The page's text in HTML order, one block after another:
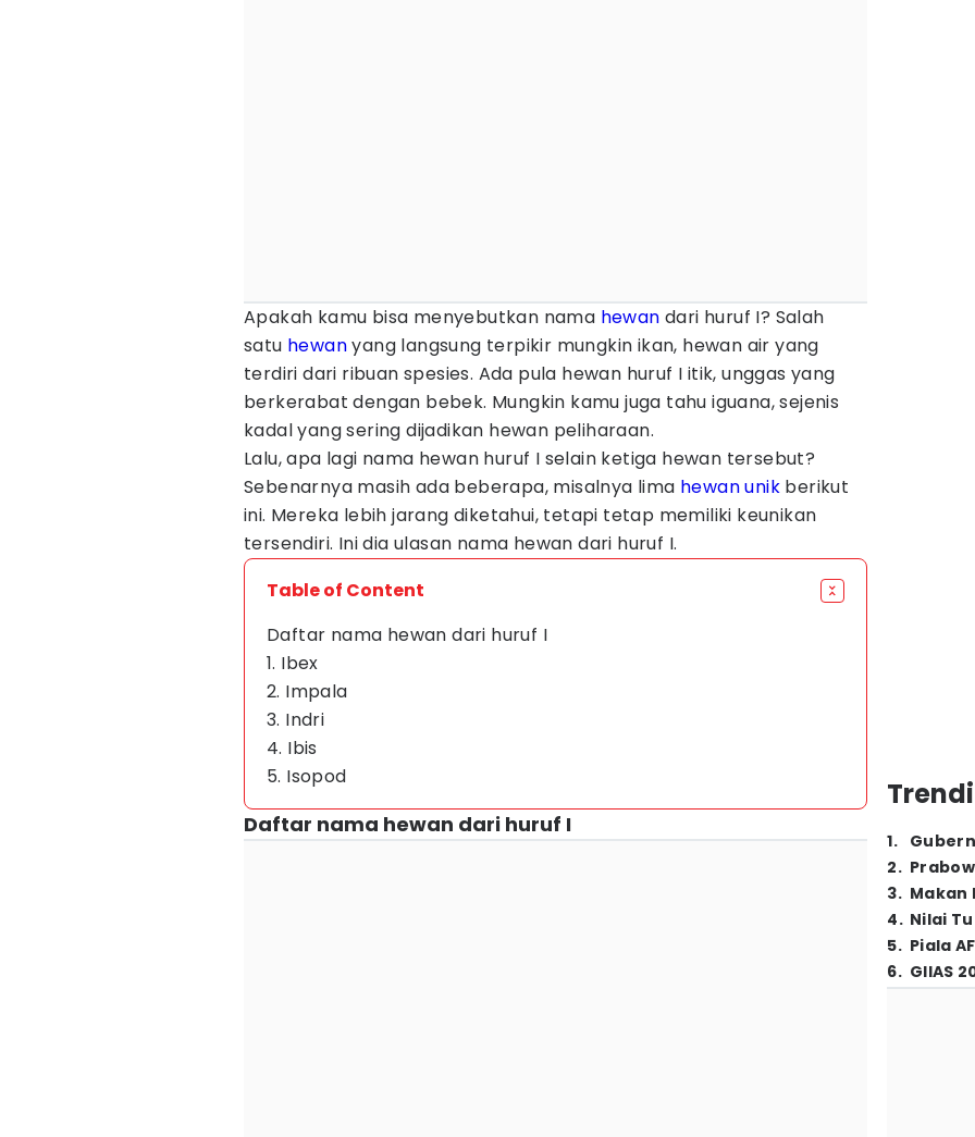
Apakah kamu bisa menyebutkan nama hewan dari huruf I? Salah
satu hewanyang langsung terpikir mungkin ikan, hewan air yang
terdiri dari ribuan spesies. Ada pula hewan huruf I itik, unggas yang
berkerabat dengan bebek. Mungkin kamu juga tahu iguana, sejenis
kadal yang sering dijadikan hewan peliharaan.
Lalu, apa lagi nama hewan huruf I selain ketiga hewan tersebut?
Sebenarnya masih ada beberapa, misalnya lima hewan unik berikut
ini. Mereka lebih jarang diketahui, tetapi tetap memiliki keunikan
tersendiri. Ini dia ulasan nama hewan dari huruf I.
Table of Content
Daftar nama hewan dari huruf I
1. Ibex
2. Impala
3. Indri
4. Ibis
5. Isopod
Daftar nama hewan dari huruf I
1.
2.
3. Makan
4. Nilai
5. Piala
6. GIIAS